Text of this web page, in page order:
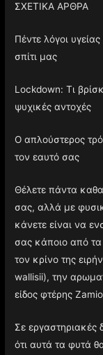
ΣΧΕΤΙΚΑ ΑΡΘΡΑ
Πέντε λόγοι
σπίτι μας
Lockdown: Τι
ψυχικές αντοχές
Ο απλούστερος
τον εαυτό σας
Θέλετε πάντα
σας, αλλά με
κάνετε είναι να
σας κάποιο από τα
τον κρίνο της
wallisii), την
είδος φτέρης
Σε εργαστηριακές
ότι αυτά τα φυτά